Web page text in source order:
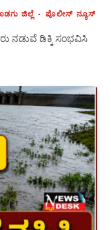
ಜಿಲ್ಲೆ ಪೊಲೀಸ್ ನ್ಯೂಸ್
ನಡುವೆ ಡಿಕ್ಕಿ ಸಂಭವಿಸಿ